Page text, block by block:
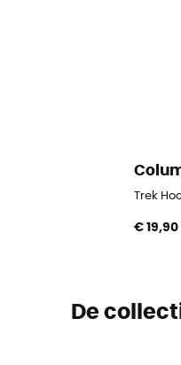
Trek
€ 19,90
De